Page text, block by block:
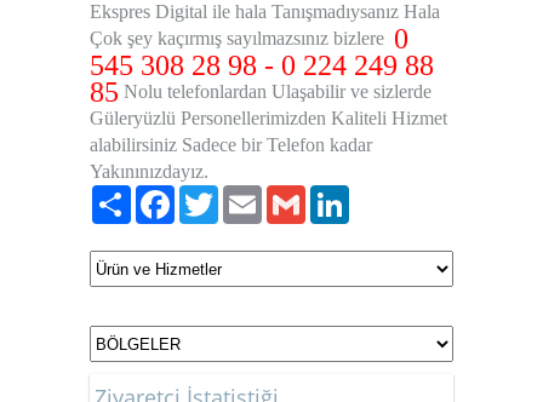
Ekspres Digital ile hala Tanışmadıysanız Hala
Çok şey kaçırmış sayılmazsınız bizlere 0
545 308 28 98 - 0 224 249 88
85 Nolu telefonlardan Ulaşabilir ve sizlerde
Güleryüzlü Personellerimizden Kaliteli Hizmet
alabilirsiniz Sadece bir Telefon kadar
Yakınınızdayız.
PaylaşFacebook
TwitterEmailGmail